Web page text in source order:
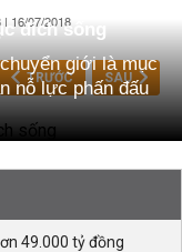
| 16/07/2018
TRƯỚC SAU
đích sống
giới là mục
nỗ lực phấn đấu
49.000 tỷ đồng